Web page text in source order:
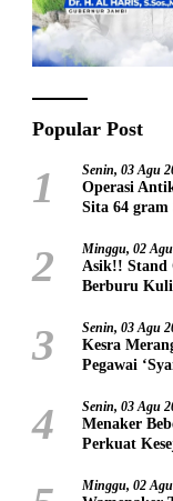
Popular Post
1 Senin, 03 Agu
Operasi
Sita 64
2 Minggu, 02
Asik!! Stand
Berburu
3 Senin, 03 Agu
Kesra
Pegawai
4 Senin, 03 Agu
Menaker
Perkuat
Minggu, 02